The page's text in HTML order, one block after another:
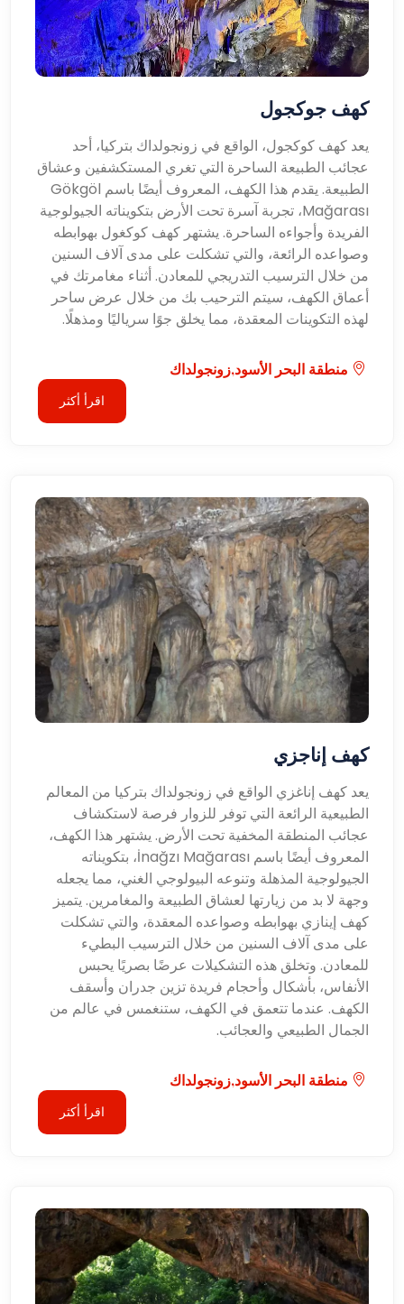
كهف جوكجول
يعد كهف كوكجول، الواقع في زونجولداك بتركيا، أحد
عجائب الطبيعة الساحرة التي تغري المستكشفين وعشاق
الطبيعة. يقدم هذا الكهف، المعروف أيضًا باسم Gökgöl
Mağarası، تجربة آسرة تحت الأرض بتكويناته الجيولوجية
الفريدة وأجواءه الساحرة. يشتهر كهف كوكغول بهوابطه
وصواعده الرائعة، والتي تشكلت على مدى آلاف السنين
من خلال الترسيب التدريجي للمعادن. أثناء مغامرتك في
أعماق الكهف، سيتم الترحيب بك من خلال عرض ساحر
لهذه التكوينات المعقدة، مما يخلق جوًا سرياليًا ومذهلًا.
منطقة البحر الأسود,زونجولداك
اقرأ أكثر
كهف إناجزي
يعد كهف إناغزي الواقع في زونجولداك بتركيا من المعالم
الطبيعية الرائعة التي توفر للزوار فرصة لاستكشاف
عجائب المنطقة المخفية تحت الأرض. يشتهر هذا الكهف،
المعروف أيضًا باسم İnağzı Mağarası، بتكويناته
الجيولوجية المذهلة وتنوعه البيولوجي الغني، مما يجعله
وجهة لا بد من زيارتها لعشاق الطبيعة والمغامرين. يتميز
كهف إينازي بهوابطه وصواعده المعقدة، والتي تشكلت
على مدى آلاف السنين من خلال الترسيب البطيء
للمعادن. وتخلق هذه التشكيلات عرضًا بصريًا يحبس
الأنفاس، بأشكال وأحجام فريدة تزين جدران وأسقف
الكهف. عندما تتعمق في الكهف، ستنغمس في عالم من
الجمال الطبيعي والعجائب.
منطقة البحر الأسود,زونجولداك
اقرأ أكثر